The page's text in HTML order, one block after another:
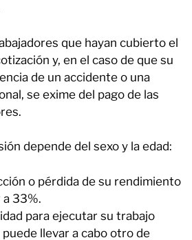
que hayan cubierto el
y, en el caso de que su
de un accidente o una
se exime del pago de las
depende del sexo y la edad:
o pérdida de su rendimiento
a 33%.
para ejecutar su trabajo
llevar a cabo otro de